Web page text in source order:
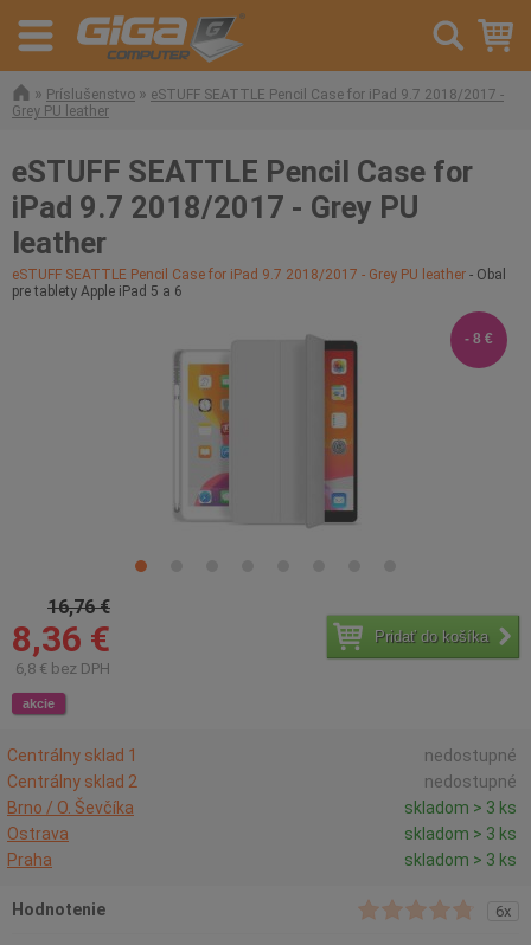
» Príslušenstvo » eSTUFF SEATTLE Pencil Case for iPad 9.7 2018/2017 -
Grey PU leather
eSTUFF SEATTLE Pencil Case for
iPad 9.7 2018/2017 - Grey PU
leather
eSTUFF SEATTLE Pencil Case for iPad 9.7 2018/2017 - Grey PU leather - Obal
pre tablety Apple iPad 5 a 6
16,76 €
8,36 €
6,8 € bez DPH
Pridať do košíka
akcie
- 8 €
Centrálny sklad 1
nedostupné
Centrálny sklad 2
nedostupné
Brno / O. Ševčíka
skladom > 3 ks
Ostrava
skladom > 3 ks
Praha
skladom > 3 ks
Hodnotenie 6x